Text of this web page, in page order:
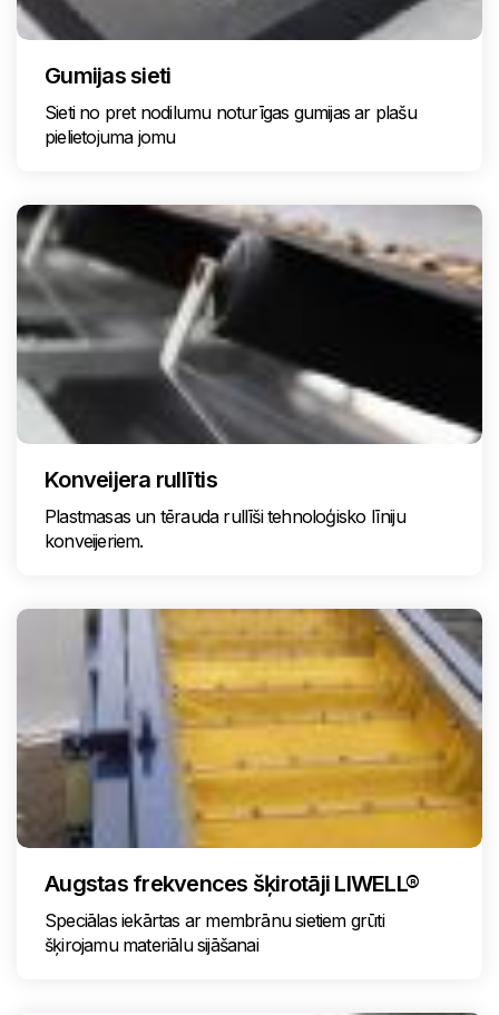
Gumijas sieti
Sieti no pret nodilumu noturīgas gumijas ar plašu
pielietojuma jomu
Konveijera rullītis
Plastmasas un tērauda rullīši tehnoloģisko līniju
konveijeriem.
Augstas frekvences šķirotāji LIWELL®
Speciālas iekārtas ar membrānu sietiem grūti
šķirojamu materiālu sijāšanai